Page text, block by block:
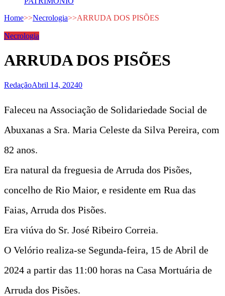
Home>>Necrologia>>ARRUDA DOS PISÕES
Necrologia
ARRUDA DOS PISÕES
RedaçãoAbril 14, 20240
Faleceu na Associação de Solidariedade Social de
Abuxanas a Sra. Maria Celeste da Silva Pereira, com
82 anos.
Era natural da freguesia de Arruda dos Pisões,
concelho de Rio Maior, e residente em Rua das
Faias, Arruda dos Pisões.
Era viúva do Sr. José Ribeiro Correia.
O Velório realiza-se Segunda-feira, 15 de Abril de
2024 a partir das 11:00 horas na Casa Mortuária de
Arruda dos Pisões.